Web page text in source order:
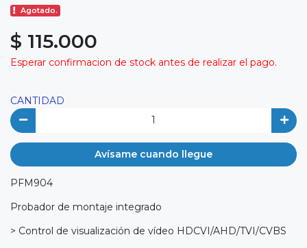
Agotado.
$ 115.000
Esperar confirmacion de stock antes de realizar el pago.
CANTIDAD
Avísame cuando llegue
PFM904
Probador de montaje integrado
> Control de visualización de vídeo HDCVI/AHD/TVI/CVBS